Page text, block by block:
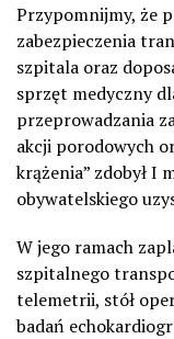
Przypomnijmy, że
zabezpieczenia
szpitala oraz
sprzęt medyczny
przeprowadzania
akcji porodowych
krążenia” zdobył I
obywatelskiego
W jego ramach
szpitalnego
telemetrii, stół
badań